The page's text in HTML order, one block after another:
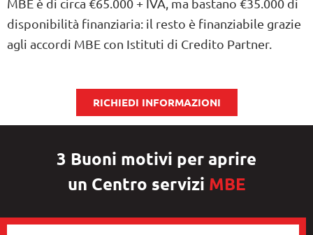
MBE è di circa €65.000 + IVA, ma bastano €35.000 di
disponibilità finanziaria: il resto è finanziabile grazie
agli accordi MBE con Istituti di Credito Partner.
RICHIEDI INFORMAZIONI
3 Buoni motivi per aprire
un Centro servizi MBE